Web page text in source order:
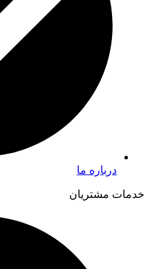
درباره ما
خدمات مشتریان